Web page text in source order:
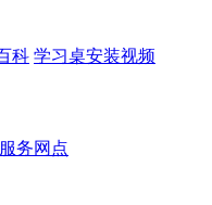
科 学习桌安装视频
服务网点